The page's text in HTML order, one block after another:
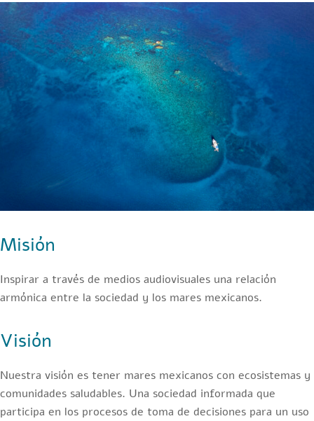
Misión
Inspirar a través de medios audiovisuales una relación
armónica entre la sociedad y los mares mexicanos.
Visión
Nuestra visión es tener mares mexicanos con ecosistemas y
comunidades saludables. Una sociedad informada que
participa en los procesos de toma de decisiones para un uso